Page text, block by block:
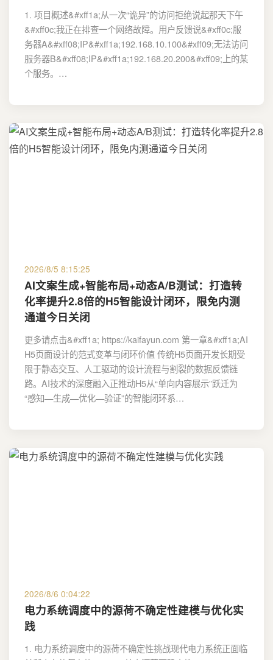
1. 项目概述&#xff1a;从一次“诡异”的访问拒绝说起那天下午
&#xff0c;我正在排查一个网络故障。用户反馈说&#xff0c;服
务器A&#xff08;IP&#xff1a;192.168.10.100&#xff09;无法访问
服务器B&#xff08;IP&#xff1a;192.168.20.200&#xff09;上的某
个服务。…
2026/8/5 8:15:25
AI文案生成+智能布局+动态A/B测试：打造转
化率提升2.8倍的H5智能设计闭环，限免内测
通道今日关闭
更多请点击&#xff1a; https://kaifayun.com 第一章&#xff1a;AI
H5页面设计的范式变革与闭环价值 传统H5页面开发长期受
限于静态交互、人工驱动的设计流程与割裂的数据反馈链
路。AI技术的深度融入正推动H5从“单向内容展示”跃迁为
“感知—生成—优化—验证”的智能闭环系…
2026/8/6 0:04:22
电力系统调度中的源荷不确定性建模与优化实
践
1. 电力系统调度中的源荷不确定性挑战现代电力系统正面临